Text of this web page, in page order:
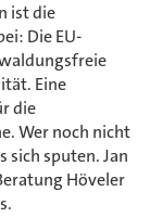
ist die
Die EU-
Eine
die
Wer noch nicht
sich sputen. Jan
Höveler